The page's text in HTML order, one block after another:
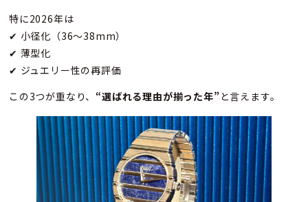
特に2026年は
✔ 小径化（36〜38mm）
✔ 薄型化
✔ ジュエリー性の再評価
この3つが重なり、 “選ばれる理由が揃った年”と言えます。